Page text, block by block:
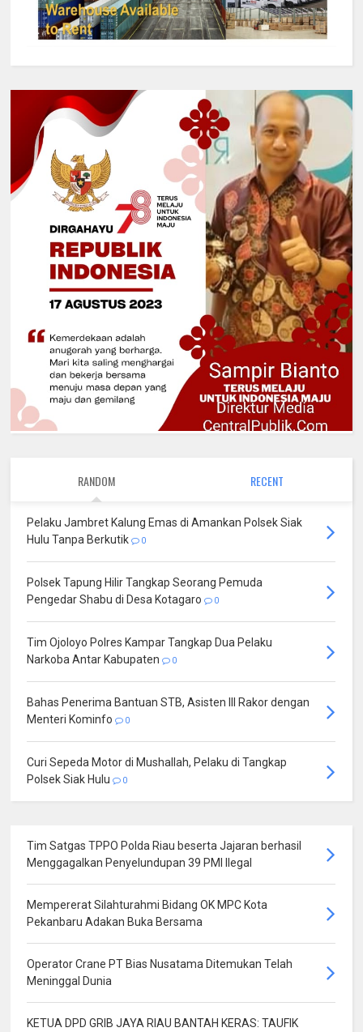
RANDOM RECENT
Pelaku Jambret Kalung Emas di Amankan Polsek Siak
Hulu Tanpa Berkutik
0
Polsek Tapung Hilir Tangkap Seorang Pemuda
Pengedar Shabu di Desa Kotagaro
0
Tim Ojoloyo Polres Kampar Tangkap Dua Pelaku
Narkoba Antar Kabupaten
0
Bahas Penerima Bantuan STB, Asisten III Rakor dengan
Menteri Kominfo
0
Curi Sepeda Motor di Mushallah, Pelaku di Tangkap
Polsek Siak Hulu
0
Tim Satgas TPPO Polda Riau beserta Jajaran berhasil
Menggagalkan Penyelundupan 39 PMI Ilegal
Mempererat Silahturahmi Bidang OK MPC Kota
Pekanbaru Adakan Buka Bersama
Operator Crane PT Bias Nusatama Ditemukan Telah
Meninggal Dunia
KETUA DPD GRIB JAYA RIAU BANTAH KERAS: TAUFIK